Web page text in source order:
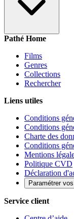
Pathé Home
Films
Genres
Collections
Rechercher
Liens utiles
Conditions
Conditions
Charte des
Conditions
Mentions
Politique CVD
Déclaration
Paramétrer
Service client